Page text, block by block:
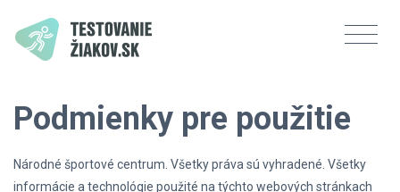
Podmienky pre použitie
Národné športové centrum. Všetky práva sú vyhradené. Všetky
informácie a technológie použité na týchto webových stránkach